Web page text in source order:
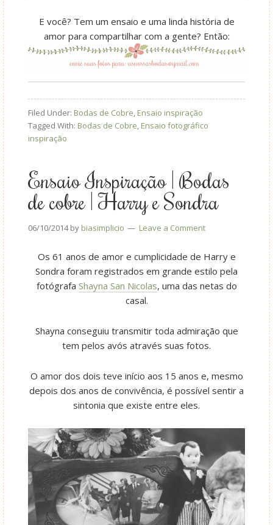
E você? Tem um ensaio e uma linda história de
amor para compartilhar com a gente? Então:
Filed Under: Bodas de Cobre, Ensaio inspiração
Tagged With: Bodas de Cobre, Ensaio fotográfico
inspiração
Ensaio Inspiração | Bodas
de cobre | Harry e Sondra
06/10/2014by biasimplicio Leave a Comment
Os 61 anos de amor e cumplicidade de Harry e
Sondra foram registrados em grande estilo pela
fotógrafa Shayna San Nicolas, uma das netas do
casal.
Shayna conseguiu transmitir toda admiração que
tem pelos avós através suas fotos.
O amor dos dois teve início aos 15 anos e, mesmo
depois dos anos de convivência, é possível sentir a
sintonia que existe entre eles.